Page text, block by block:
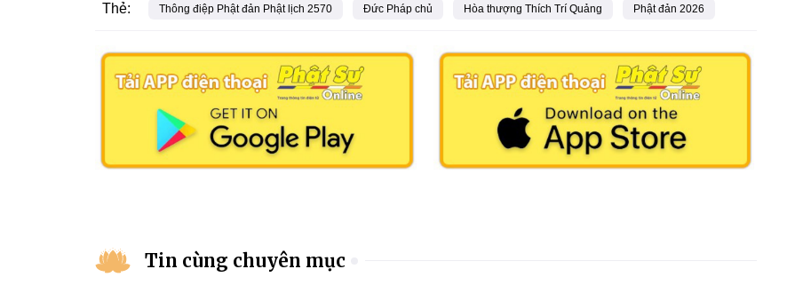
Thẻ: Thông điệp Phật đản Phật lịch 2570 Đức Pháp chủ Hòa thượng Thích Trí Quảng Phật đản 2026
Tin cùng chuyên mục